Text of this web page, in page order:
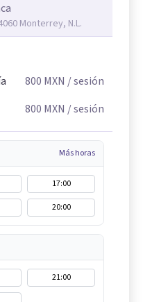
Monterrey, N.L.
800 MXN / sesión
800 MXN / sesión
Más horas
17:00
20:00
21:00